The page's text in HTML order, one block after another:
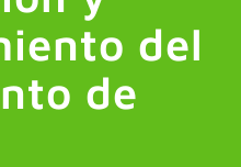
del
de